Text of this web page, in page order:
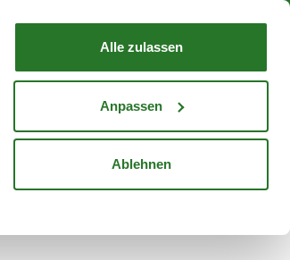
Alle zulassen
Anpassen
Ablehnen
Mein KontoStandorte
WARENKORB